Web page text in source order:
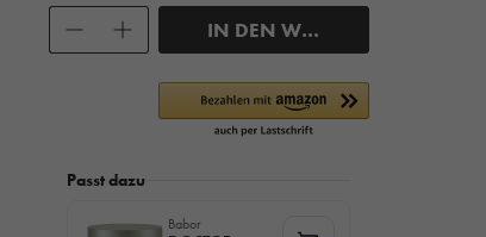
IN DEN WARENKORB
Passt dazu
Babor